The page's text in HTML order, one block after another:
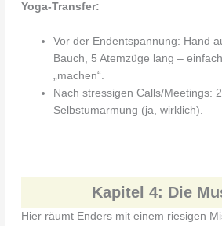
Yoga-Transfer:
Vor der Endentspannung: Hand
Bauch, 5 Atemzüge lang –
„machen“.
Nach stressigen Calls/Meetings:
Selbstumarmung (ja, wirklich).
Kapitel 4: Die
Hier räumt Enders mit einem riesigen